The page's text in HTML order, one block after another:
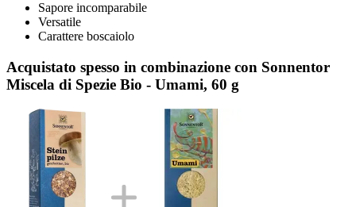
Sapore incomparabile
Versatile
Carattere boscaiolo
Acquistato spesso in combinazione con Sonnentor
Miscela di Spezie Bio - Umami, 60 g